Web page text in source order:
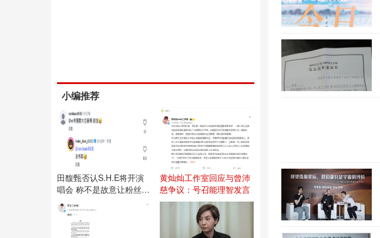
小编推荐
田馥甄否认S.H.E将开演
唱会 称不是故意让粉丝失
望
黄灿灿工作室回应与曾沛
慈争议：号召能理智发言